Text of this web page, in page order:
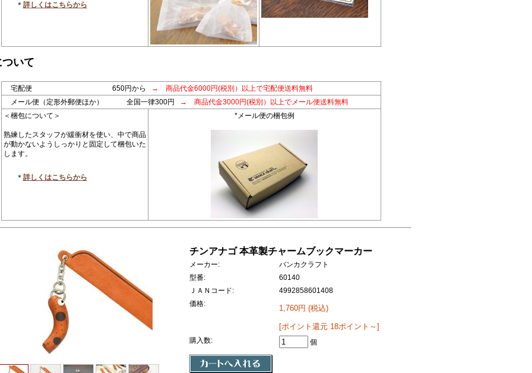
＊ 詳しくはこちらから
いて
宅配便 650円から
→ 商品代金6000円(税別）以上で宅配便送料無料
メール便（定形外郵便ほか） 全国一律300円
→ 商品代金3000円(税別）以上でメール便送料無料
＜梱包について＞
熟練したスタッフが緩衝材を使い、中で商品
が動かないようしっかりと固定して梱包いた
します。
＊ 詳しくはこちらから
*メール便の梱包例
チンアナゴ 本革製チャームブックマーカー
メーカー:
バンカクラフト
型番:
60140
ＪＡＮコード:
4992858601408
価格:
1,760円 (税込)
[ポイント還元 18ポイント～]
購入数: 個